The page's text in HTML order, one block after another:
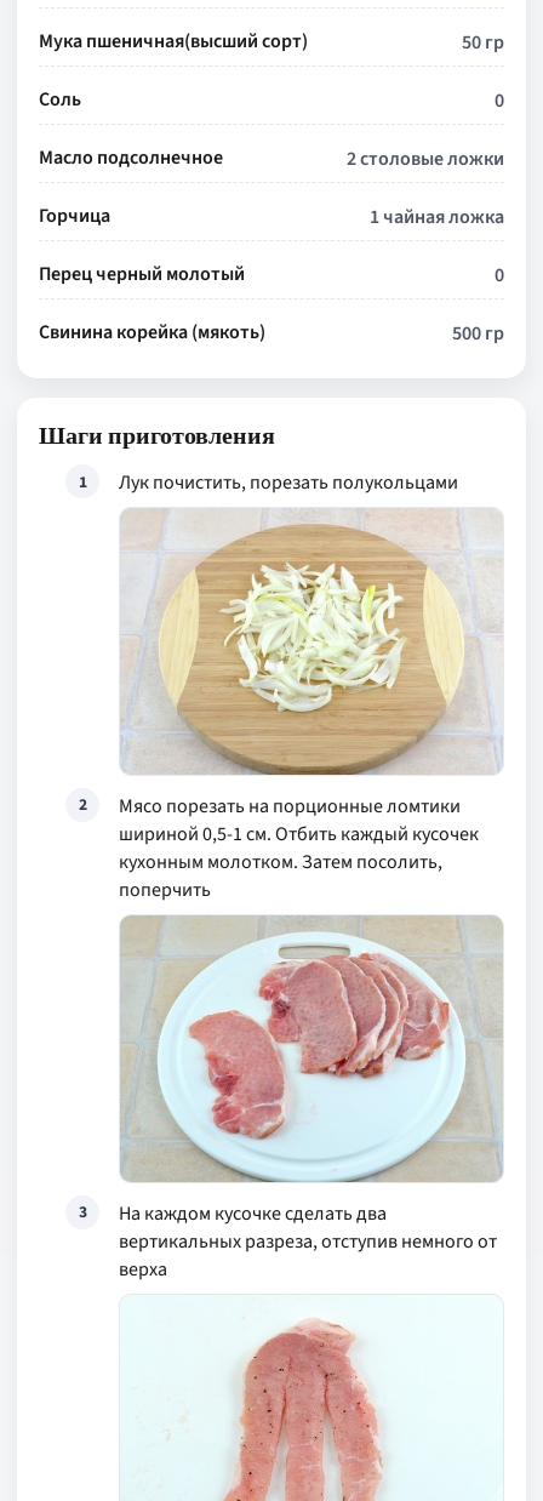
Мука пшеничная(высший сорт) 50 гр
Соль 0
Масло подсолнечное 2 столовые ложки
Горчица 1 чайная ложка
Перец черный молотый 0
Свинина корейка (мякоть) 500 гр
Шаги приготовления
1 Лук почистить, порезать полукольцами
2
Мясо порезать на порционные ломтики
шириной 0,5-1 см. Отбить каждый кусочек
кухонным молотком. Затем посолить,
поперчить
3
На каждом кусочке сделать два
вертикальных разреза, отступив немного от
верха